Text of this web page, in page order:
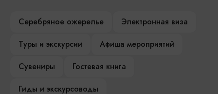
Серебряное ожерелье
Электронная виза
Туры и экскурсии
Афиша мероприятий
Сувениры
Гостевая книга
Гиды и экскурсоводы